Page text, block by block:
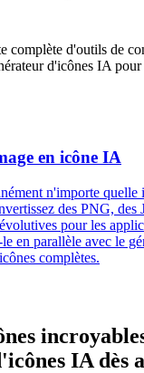
complète d'outils de
d'icônes IA
en icône IA
n'importe quelle
des PNG, des
pour les
en parallèle avec le
complètes.
IA dès